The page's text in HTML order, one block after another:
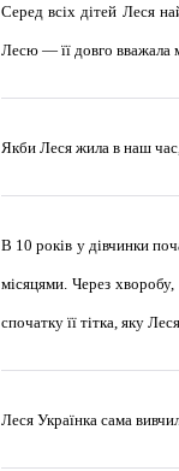
Серед всіх дітей Леся
Лесю — її довго вважала
Якби Леся жила в наш час,
В 10 років у дівчинки
місяцями. Через
спочатку її тітка, яку
Леся Українка сама